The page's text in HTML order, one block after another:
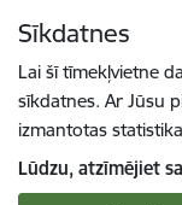
Sīkdatnes
Lai šī tīmekļvietne
sīkdatnes. Ar Jūsu
izmantotas
Lūdzu, atzīmējiet